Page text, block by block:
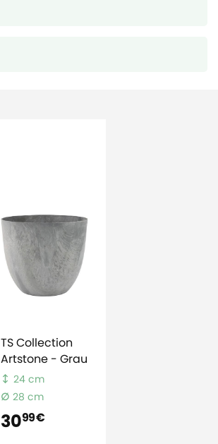
TS Collection
Artstone - Grau
24 cm
28 cm
3099 €